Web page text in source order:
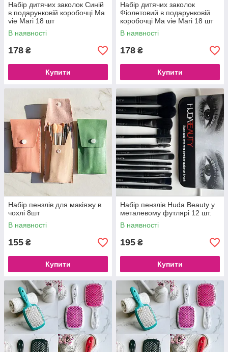
Набір дитячих заколок Синій
в подарунковій коробочці Ma
vie Mari 18 шт
В наявності
178 ₴
Купити
Набір дитячих заколок
Фіолетовий в подарунковій
коробочці Ma vie Mari 18 шт
В наявності
178 ₴
Купити
Набір пензлів для макіяжу в
чохлі 8шт
В наявності
155 ₴
Купити
Набір пензлів Huda Beauty у
металевому футлярі 12 шт.
В наявності
195 ₴
Купити